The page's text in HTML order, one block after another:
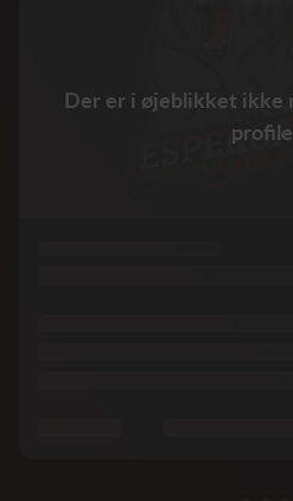
Der er i øjeblikket ikke